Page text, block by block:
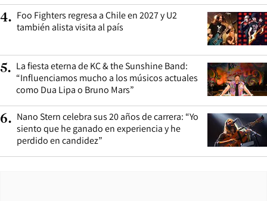
4. Foo Fighters regresa a Chile en 2027 y U2
también alista visita al país
5. La fiesta eterna de KC & the Sunshine Band:
“Influenciamos mucho a los músicos actuales
como Dua Lipa o Bruno Mars”
6. Nano Stern celebra sus 20 años de carrera: “Yo
siento que he ganado en experiencia y he
perdido en candidez”